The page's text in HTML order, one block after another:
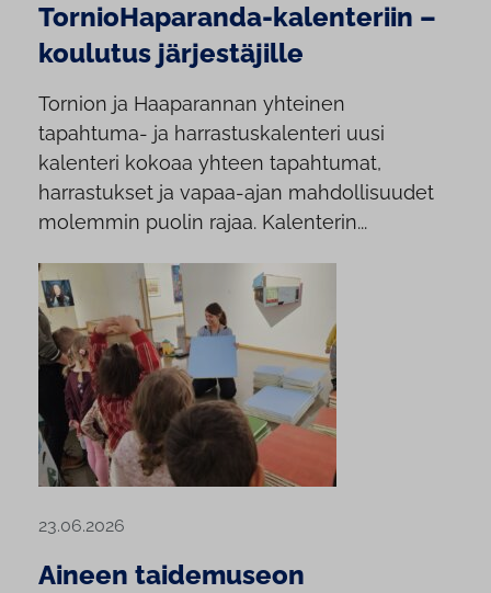
TornioHaparanda-kalenteriin –
koulutus järjestäjille
Tornion ja Haaparannan yhteinen
tapahtuma- ja harrastuskalenteri uusi
kalenteri kokoaa yhteen tapahtumat,
harrastukset ja vapaa-ajan mahdollisuudet
molemmin puolin rajaa. Kalenterin...
23.06.2026
Aineen taidemuseon